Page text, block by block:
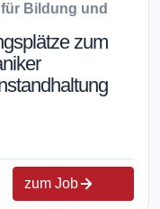
Bildung und
zum
zum Job